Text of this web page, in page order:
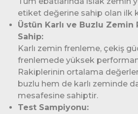
etiket değerine sahip olan ilk
Üstün Karlı ve Buzlu Zemin
Sahip:
Karlı zemin frenleme, çekiş
frenlemede yüksek
Rakiplerinin ortalama
buzlu hem de karlı zeminde
mesafesine sahiptir.
Test Sampiyonu: